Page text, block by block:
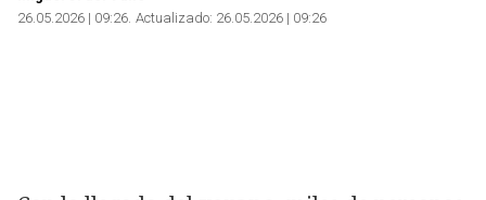
26.05.2026 | 09:26 Actualizado: 26.05.2026 | 09:26